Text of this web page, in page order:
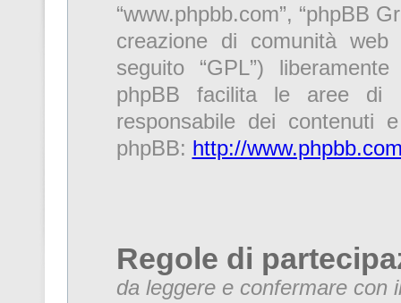
“www.phpbb.com”, “phpBB
creazione di comunità web
seguito “GPL”)
phpBB facilita le aree di
responsabile dei contenuti
phpBB: http://
Regole di
da leggere e confermare con